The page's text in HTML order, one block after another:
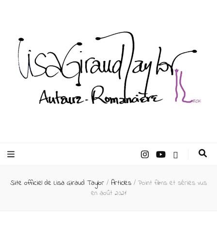
Taylor –
Auteur
Site officiel de Lisa Giraud Taylor / Articles / Point films et séries vus
en août 2021